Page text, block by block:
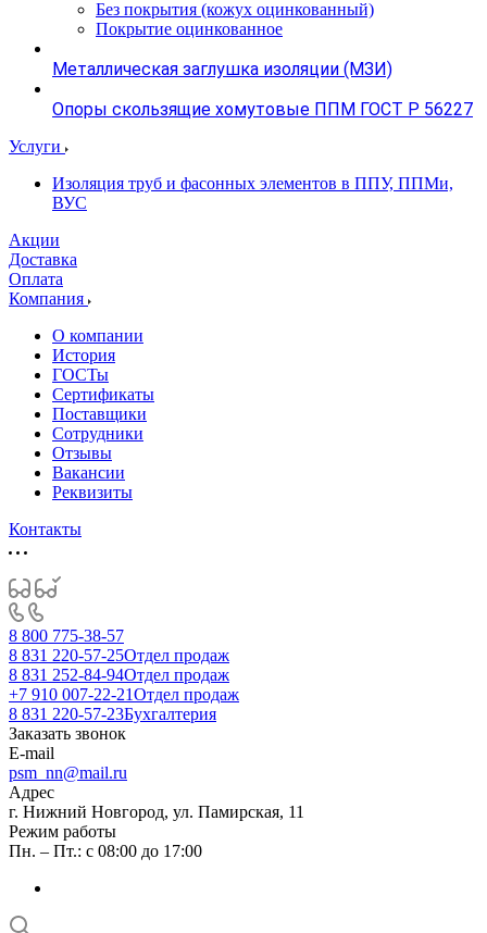
Без покрытия (кожух оцинкованный)
Покрытие оцинкованное
Металлическая заглушка изоляции (МЗИ)
Опоры скользящие хомутовые ППМ ГОСТ Р 56227
Услуги
Изоляция труб и фасонных элементов в ППУ, ППМи,
ВУС
Акции
Доставка
Оплата
Компания
О компании
История
ГОСТы
Сертификаты
Поставщики
Сотрудники
Отзывы
Вакансии
Реквизиты
Контакты
8 800 775-38-57
8 831 220-57-25Отдел продаж
8 831 252-84-94Отдел продаж
+7 910 007-22-21Отдел продаж
8 831 220-57-23Бухгалтерия
Заказать звонок
E-mail
psm_nn@mail.ru
Адрес
г. Нижний Новгород, ул. Памирская, 11
Режим работы
Пн. – Пт.: с 08:00 до 17:00